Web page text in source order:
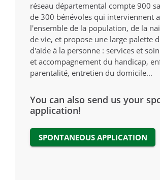
réseau départemental compte 900
de 300 bénévoles qui interviennent
l'ensemble de la population, de la
de vie, et propose une large palette
d'aide à la personne : services et
et accompagnement du handicap,
parentalité, entretien du domicile...
You can also send us your
application!
SPONTANEOUS APPLICATION